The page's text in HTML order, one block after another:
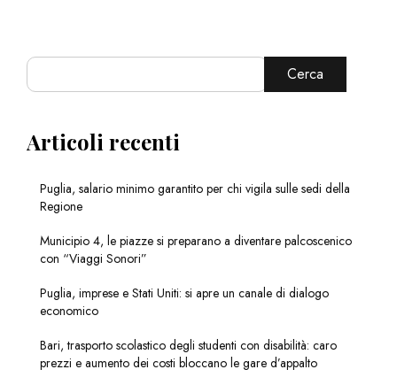
Cerca
Articoli recenti
Puglia, salario minimo garantito per chi vigila sulle sedi della
Regione
Municipio 4, le piazze si preparano a diventare palcoscenico
con “Viaggi Sonori”
Puglia, imprese e Stati Uniti: si apre un canale di dialogo
economico
Bari, trasporto scolastico degli studenti con disabilità: caro
prezzi e aumento dei costi bloccano le gare d’appalto